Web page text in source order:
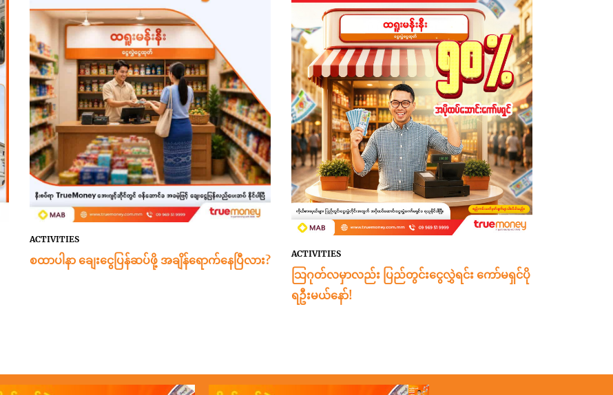
ACTIVITIES
စထာပါနာ ချေးငွေပြန်ဆပ်ဖို့ အချိန်ရောက်နေပြီလား? ACTIVITIES
သြဂုတ်လမှာလည်း ပြည်တွင်းငွေလွှဲရင်း ကော်မရှင်ပို
ရဦးမယ်နော်!